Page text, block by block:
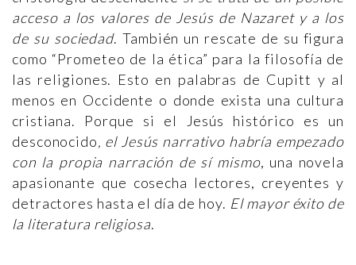
acceso a los valores de Jesús de Nazaret y a los
de su sociedad. También un rescate de su figura
como “Prometeo de la ética” para la filosofía de
las religiones. Esto en palabras de Cupitt y al
menos en Occidente o donde exista una cultura
cristiana. Porque si el Jesús histórico es un
desconocido, el Jesús narrativo habría empezado
con la propia narración de sí mismo, una novela
apasionante que cosecha lectores, creyentes y
detractores hasta el día de hoy. El mayor éxito de
la literatura religiosa.